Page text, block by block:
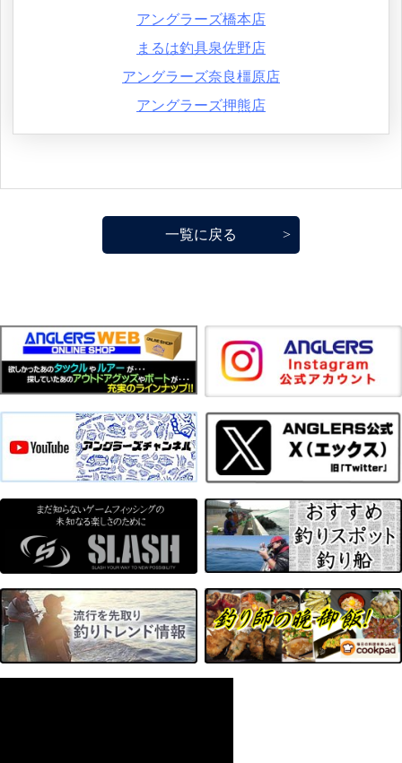
アングラーズ橋本店
まるは釣具泉佐野店
アングラーズ奈良橿原店
アングラーズ押熊店
一覧に戻る